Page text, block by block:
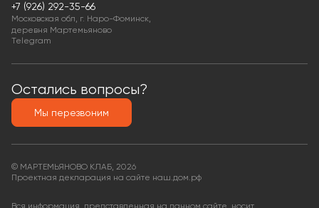
+7 (926) 292-35-66
Московская обл, г. Наро-Фоминск,
деревня Мартемьяново
Telegram
Остались вопросы?
Мы перезвоним
© МАРТЕМЬЯНОВО КЛАБ, 2026
Проектная декларация на сайте наш.дом.рф
Вся информация, представленная на данном сайте, носит